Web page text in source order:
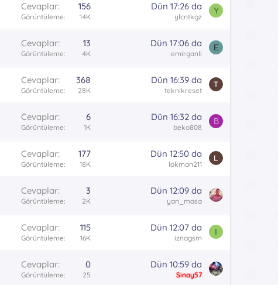
Cevaplar 156
Görüntüleme 14K
Dün 17:26 da
ylcntkgz
Y
Cevaplar 13
Görüntüleme 4K
Dün 17:06 da
emirganli
E
Cevaplar 368
Görüntüleme 28K
Dün 16:39 da
teknikreset
Cevaplar 6
Görüntüleme 1K
Dün 16:32 da
beko808
B
Cevaplar 177
Görüntüleme 18K
Dün 12:50 da
lokman211
Cevaplar 3
Görüntüleme 2K
Dün 12:09 da
yan_masa
Cevaplar 115
Görüntüleme 16K
Dün 12:07 da
iznagsm
I
Cevaplar 0
Görüntüleme 25
Dün 10:59 da
Sinay57